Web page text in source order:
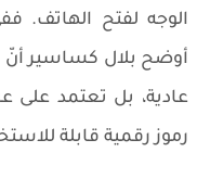
الوجه لفتح الهاتف.
أوضح بلال كساسير أنّ
عادية، بل تعتمد على
رموز رقمية قابلة